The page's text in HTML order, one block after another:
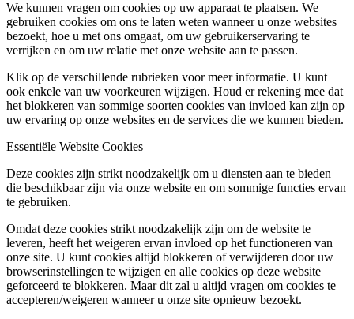
We kunnen vragen om cookies op uw apparaat te plaatsen. We
gebruiken cookies om ons te laten weten wanneer u onze websites
bezoekt, hoe u met ons omgaat, om uw gebruikerservaring te
verrijken en om uw relatie met onze website aan te passen.
Klik op de verschillende rubrieken voor meer informatie. U kunt
ook enkele van uw voorkeuren wijzigen. Houd er rekening mee dat
het blokkeren van sommige soorten cookies van invloed kan zijn op
uw ervaring op onze websites en de services die we kunnen bieden.
Essentiële Website Cookies
Deze cookies zijn strikt noodzakelijk om u diensten aan te bieden
die beschikbaar zijn via onze website en om sommige functies ervan
te gebruiken.
Omdat deze cookies strikt noodzakelijk zijn om de website te
leveren, heeft het weigeren ervan invloed op het functioneren van
onze site. U kunt cookies altijd blokkeren of verwijderen door uw
browserinstellingen te wijzigen en alle cookies op deze website
geforceerd te blokkeren. Maar dit zal u altijd vragen om cookies te
accepteren/weigeren wanneer u onze site opnieuw bezoekt.